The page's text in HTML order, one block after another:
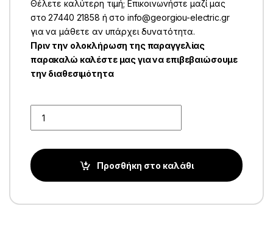
Θέλετε καλύτερη τιμή; Επικοινωνήστε μαζί μας
στο 27440 21858 ή στο info@georgiou-electric.gr
για να μάθετε αν υπάρχει δυνατότητα.
Πριν την ολοκλήρωση της παραγγελίας
παρακαλώ καλέστε μας για να επιβεβαιώσουμε
την διαθεσιμότητα
Προσθήκη στο καλάθι